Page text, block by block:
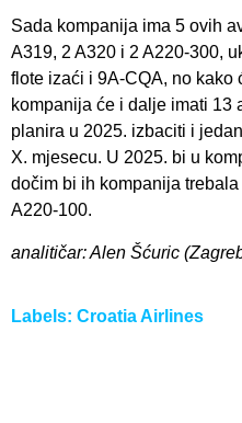
Sada kompanija ima 5 ovih
A319, 2 A320 i 2 A220-300,
flote izaći i 9A-CQA, no kako
kompanija će i dalje imati 13
planira u 2025. izbaciti i
X. mjesecu. U 2025. bi u
dočim bi ih kompanija
A220-100.
analitičar: Alen Šćuric
Labels: Croatia Airlines